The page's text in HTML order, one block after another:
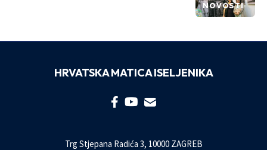
NOVOSTI
HRVATSKA MATICA ISELJENIKA
Trg Stjepana Radića 3, 10000 ZAGREB